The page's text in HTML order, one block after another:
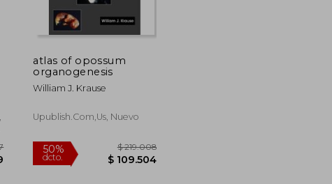
atlas of opossum
organogenesis
William J. Krause
Upublish.com,us, Nuevo